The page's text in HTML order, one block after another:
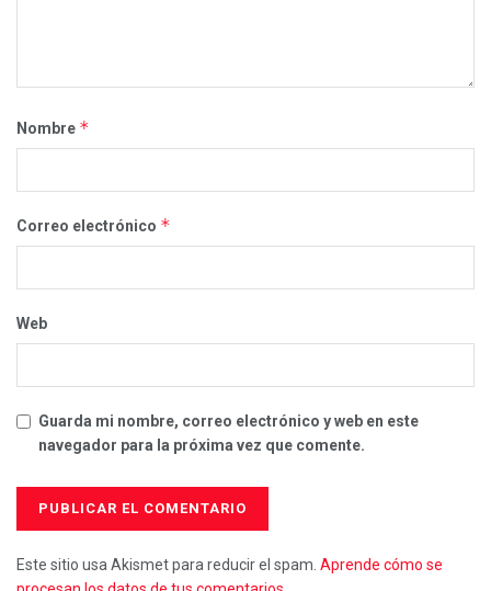
Nombre *
Correo electrónico *
Web
Guarda mi nombre, correo electrónico y web en este
navegador para la próxima vez que comente.
Este sitio usa Akismet para reducir el spam. Aprende cómo se